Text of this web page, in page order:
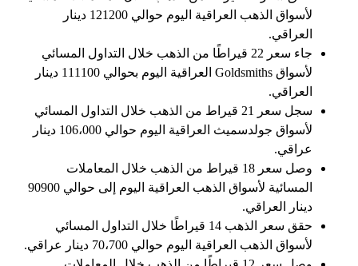
لأسواق الذهب العراقية اليوم حوالي 121200 دينار
العراقي.
جاء سعر 22 قيراطًا من الذهب خلال التداول المسائي
لأسواق Goldsmiths العراقية اليوم بحوالي 111100 دينار
العراقي.
سجل سعر 21 قيراط من الذهب خلال التداول المسائي
لأسواق جولدسميث العراقية اليوم حوالي 106،000 دينار
عراقي.
وصل سعر 18 قيراط من الذهب خلال المعاملات
المسائية لأسواق الذهب العراقية اليوم إلى حوالي 90900
دينار العراقي.
حقق سعر الذهب 14 قيراطًا خلال التداول المسائي
لأسواق الذهب العراقية اليوم حوالي 70،700 دينار عراقي.